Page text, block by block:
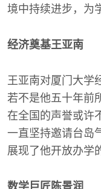
境中持续进步，为
经济奠基王亚南
王亚南对厦门大学
若不是他五十年前
在全国的声誉或许
一直坚持邀请台岛
展现了他开放办学
数学巨匠陈景润